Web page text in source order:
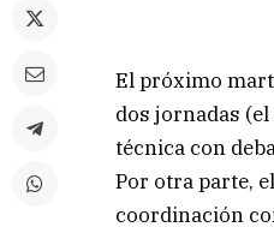
El próximo
dos jornadas
técnica con
Por otra parte,
coordinación